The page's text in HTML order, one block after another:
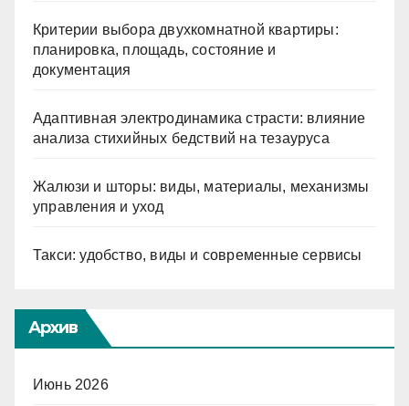
Критерии выбора двухкомнатной квартиры:
планировка, площадь, состояние и
документация
Адаптивная электродинамика страсти: влияние
анализа стихийных бедствий на тезауруса
Жалюзи и шторы: виды, материалы, механизмы
управления и уход
Такси: удобство, виды и современные сервисы
Архив
Июнь 2026